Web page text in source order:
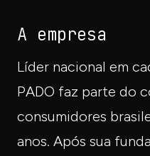
A empresa
Líder nacional em
PADO faz parte do
consumidores
anos. Após sua